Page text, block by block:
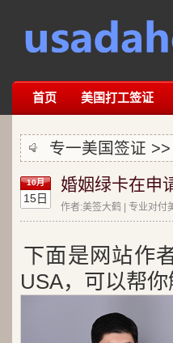
首页 美国打工签证
专一美国签证 >>
10月
15日
婚姻绿卡在申
作者:美签大鹤 | 专业对付
下面是网站作
USA，可以帮